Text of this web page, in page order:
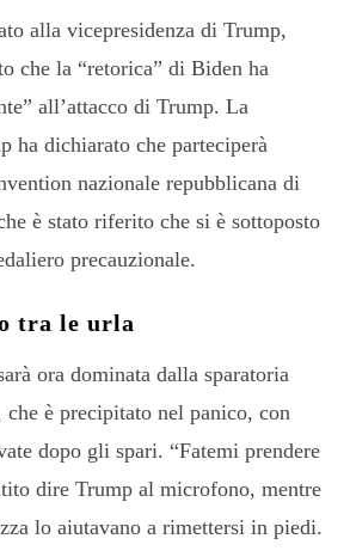
alla vicepresidenza di Trump,
che la “retorica” di Biden ha
all’attacco di Trump. La
ha dichiarato che parteciperà
nazionale repubblicana di
è stato riferito che si è sottoposto
precauzionale.
tra le urla
ora dominata dalla sparatoria
è precipitato nel panico, con
dopo gli spari. “Fatemi prendere
dire Trump al microfono, mentre
lo aiutavano a rimettersi in piedi.